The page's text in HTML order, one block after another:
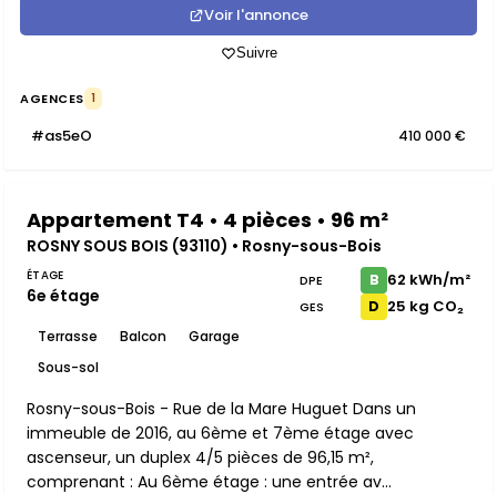
Voir l'annonce
Suivre
AGENCES 1
#as5eO 410 000 €
Appartement T4 • 4 pièces • 96 m²
ROSNY SOUS BOIS (93110) • Rosny-sous-Bois
ÉTAGE
6e étage
Terrasse Balcon
Garage
Sous-sol
DPE B 62 kWh/m²
GES D 25 kg CO₂
Rosny-sous-Bois - Rue de la Mare Huguet Dans un
immeuble de 2016, au 6ème et 7ème étage avec
ascenseur, un duplex 4/5 pièces de 96,15 m²,
comprenant : Au 6ème étage : une entrée av...